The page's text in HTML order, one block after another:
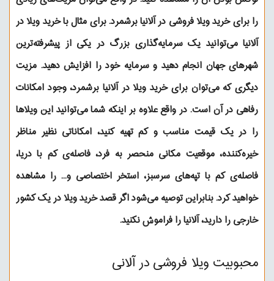
را برای خرید ویلا فروشی در آلانیا برشمرد. برای مثال با خرید ویلا در
آلانیا می‌توانید یک سرمایه‌گذاری بزرگ در یکی از پیشرفته‌ترین
شهرهای جهان انجام دهید و سرمایه خود را افزایش دهید. مزیت
دیگری که می‌توان برای خرید ویلا در آلانیا برشمرد، وجود امکانات
رفاهی در آن است. در واقع علاوه بر اینکه شما می‌توانید این ویلاها
را در یک قیمت مناسب و کم تهیه کنید، امکاناتی نظیر مناظر
خیره‌کننده، موقعیت مکانی منحصر به فرد، فاصله‌ی کم با دریا،
فاصله‌ی کم با تپه‌های سرسبز، استخر اختصاصی و... را مشاهده
خواهید کرد. بنابراین توصیه می‌شود اگر قصد خرید ویلا در یک کشور
خارجی را دارید، آلانیا را فراموش نکنید.
محبوبیت ویلا فروشی در آلانی